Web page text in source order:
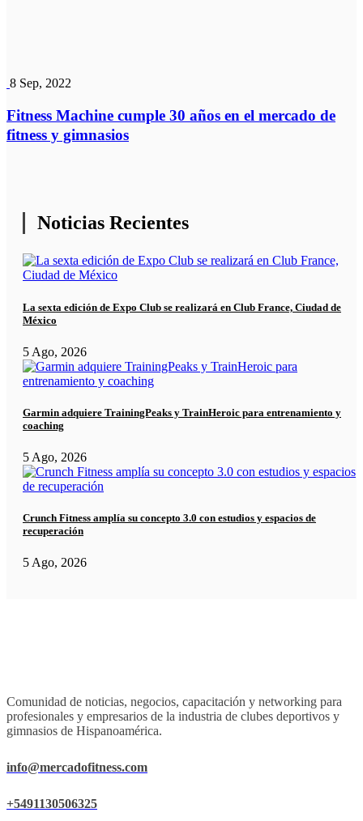
8 Sep, 2022
Fitness Machine cumple 30 años en el mercado de
fitness y gimnasios
Noticias Recientes
La sexta edición de Expo Club se realizará en Club France, Ciudad de
México
5 Ago, 2026
Garmin adquiere TrainingPeaks y TrainHeroic para entrenamiento y
coaching
5 Ago, 2026
Crunch Fitness amplía su concepto 3.0 con estudios y espacios de
recuperación
5 Ago, 2026
Comunidad de noticias, negocios, capacitación y networking para
profesionales y empresarios de la industria de clubes deportivos y
gimnasios de Hispanoamérica.
info@mercadofitness.com
+5491130506325